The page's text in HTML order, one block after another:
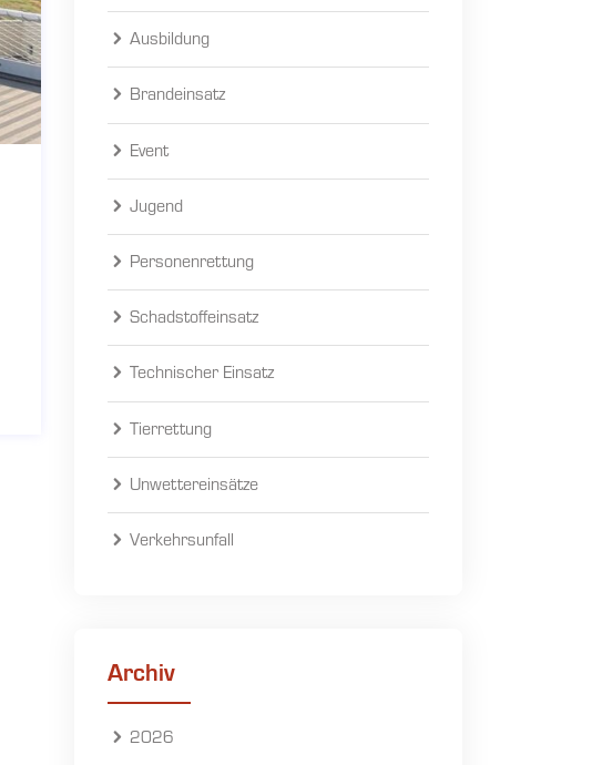
Ausbildung
Brandeinsatz
Event
Jugend
Personenrettung
Schadstoffeinsatz
Technischer Einsatz
Tierrettung
Unwettereinsätze
Verkehrsunfall
Archiv
2026